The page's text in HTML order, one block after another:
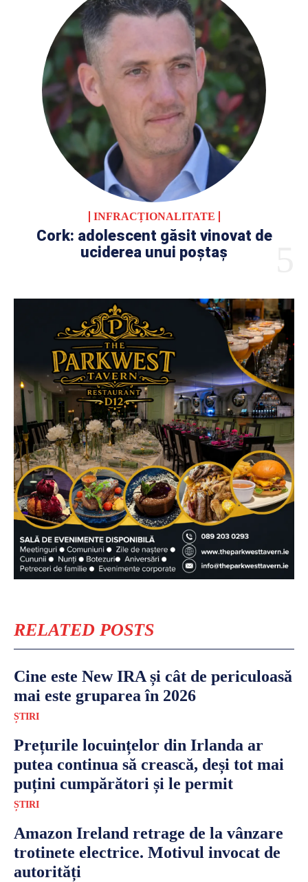
INFRACȚIONALITATE
Cork: adolescent găsit vinovat de
uciderea unui poștaș
RELATED POSTS
Cine este New IRA și cât de periculoasă
mai este gruparea în 2026
ȘTIRI
Prețurile locuințelor din Irlanda ar
putea continua să crească, deși tot mai
puțini cumpărători și le permit
ȘTIRI
Amazon Ireland retrage de la vânzare
trotinete electrice. Motivul invocat de
autorități